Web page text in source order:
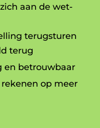
aan de wet-
terugsturen
terug
en betrouwbaar
op meer